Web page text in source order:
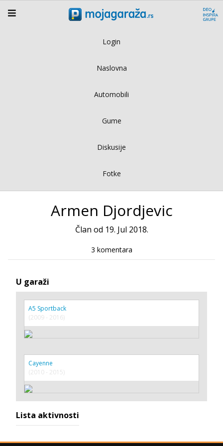
Login
Naslovna
Automobili
Gume
Diskusije
Fotke
Armen Djordjevic
Član od 19. Jul 2018.
3 komentara
U garaži
A5 Sportback
(2009 - 2016)
Cayenne
(2010 - 2015)
Lista aktivnosti